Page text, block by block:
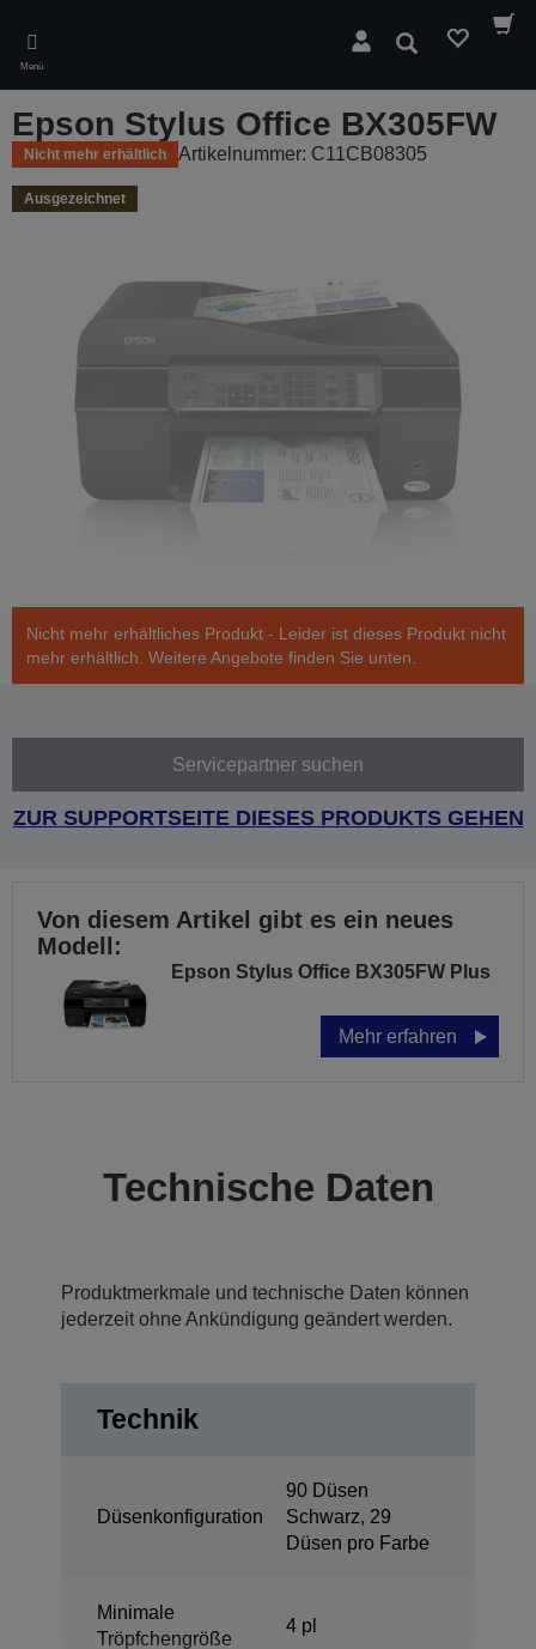
main
content
Menü
Suchen
Epson Stylus Office BX305FW
Nicht mehr erhältlich Artikelnummer: C11CB08305
Ausgezeichnet
Nicht mehr erhältliches Produkt - Leider ist dieses Produkt nicht
mehr erhältlich. Weitere Angebote finden Sie unten.
Servicepartner suchen
ZUR SUPPORTSEITE DIESES PRODUKTS GEHEN
Von diesem Artikel gibt es ein neues
Modell:
Epson Stylus Office BX305FW Plus
Mehr erfahren
Technische Daten
Produktmerkmale und technische Daten können
jederzeit ohne Ankündigung geändert werden.
Technik
Düsenkonfiguration
90 Düsen
Schwarz, 29
Düsen pro Farbe
Minimale
Tröpfchengröße
4 pl